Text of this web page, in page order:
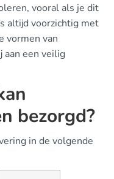
vooral als je dit
altijd voorzichtig met
vormen van
aan een veilig
bezorgd?
in de volgende